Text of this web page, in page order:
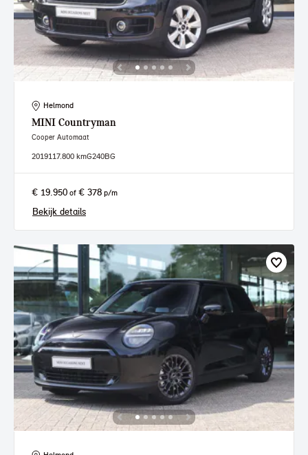
Helmond
MINI Countryman
Cooper Automaat
2019117.800 kmG240BG
€ 19.950 of € 378 p/m
Bekijk details